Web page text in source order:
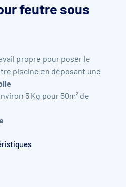
feutre sous
propre pour poser le
piscine en déposant une
5 Kg pour 50m² de